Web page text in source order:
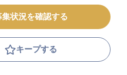
集状況を確認する
キープする